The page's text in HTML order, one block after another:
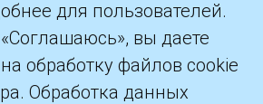
для пользователей.
вы даете
обработку файлов cookie
Обработка данных